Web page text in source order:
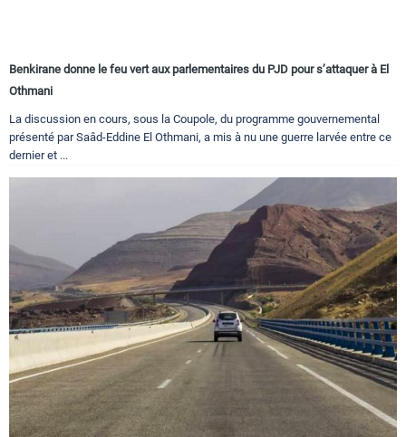
Benkirane donne le feu vert aux parlementaires du PJD pour s’attaquer à El
Othmani
La discussion en cours, sous la Coupole, du programme gouvernemental
présenté par Saâd-Eddine El Othmani, a mis à nu une guerre larvée entre ce
dernier et ...